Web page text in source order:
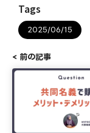
Tags
2025/06/15
< 前の記事